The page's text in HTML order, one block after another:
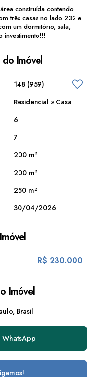
construída contendo
três casas no lado 232 e
um dormitório, sala,
investimento!!!
do Imóvel
148 (959)
Residencial » Casa
6
7
200 m²
200 m²
250 m²
30/04/2026
R$ 230.000
Imóvel
Brasil
WhatsApp